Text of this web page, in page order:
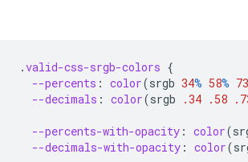
.valid-css-srgb-colors {
--percents : color(srgb 34% 58% 73
--decimals : color(srgb .34 .58
--percents-with-opacity : color(
--decimals-with-opacity : color(